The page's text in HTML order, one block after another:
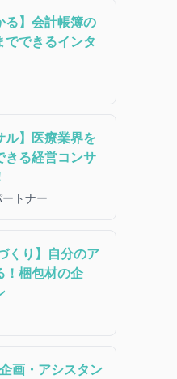
る】会計帳簿の
できるインタ
ル】医療業界を
きる経営コンサ
トナー
くり】自分のア
！梱包材の企
画・アシスタン